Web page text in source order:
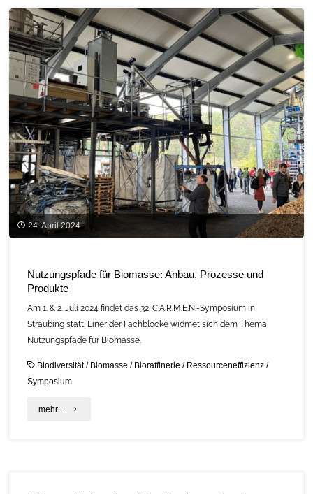
am
18.
Sept.
mit
dem
Themenschwerpunkt
Biodiversität"
24. April 2024
Nutzungspfade für Biomasse: Anbau, Prozesse und
Produkte
Am 1. & 2. Juli 2024 findet das 32. C.A.R.M.E.N.-Symposium in
Straubing statt. Einer der Fachblöcke widmet sich dem Thema
Nutzungspfade für Biomasse.
Biodiversität/ Biomasse / Bioraffinerie / Ressourceneffizienz /
Symposium
mehr ... "Nutzungspfade